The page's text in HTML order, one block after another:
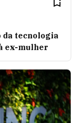
da tecnologia
ex-mulher